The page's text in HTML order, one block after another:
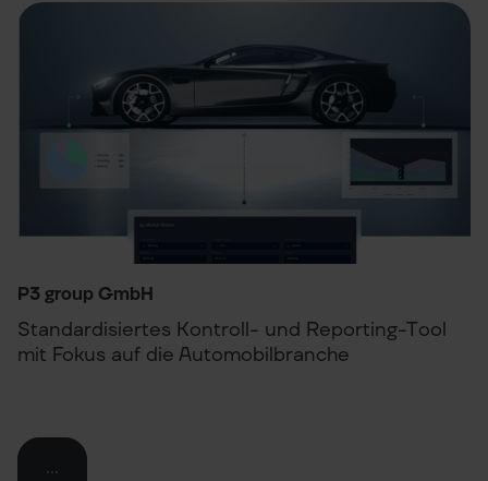
P3 group GmbH
Standardisiertes Kontroll- und Reporting-Tool
mit Fokus auf die Automobilbranche